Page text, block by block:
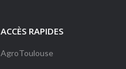
ACCÈS RAPIDES
AgroToulouse